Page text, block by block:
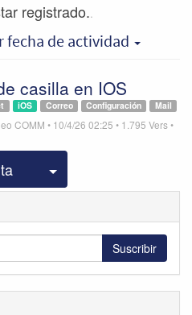
registrado..
fecha de actividad
casilla en IOS
Mail
Configuración
Correo
iOS
COMM • 10/4/26 02:25 • 1.795 Vers•
Seleccionar
Suscribir